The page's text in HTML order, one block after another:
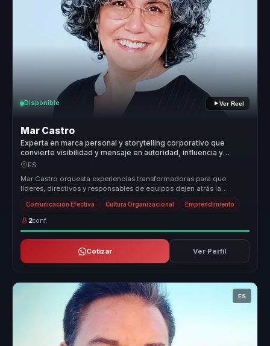
Disponible Ver Reel
Mar Castro
Experta en marca personal y storytelling corporativo que
convierte visibilidad y mensaje en autoridad, influencia y
oportunidades para líderes.
ES
Mar Castro orquesta experiencias transformadoras para que
líderes, directivos y responsables de equipos dejen atrás la
desalineación y co...
Comunicación Efectiva Cultura Organizacional Emprendimiento
2conf.
Cotizar Ver Perfil
ES